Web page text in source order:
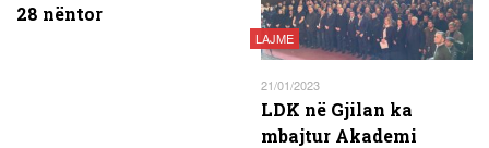
28 nëntor
LAJME
21/01/2023
LDK në Gjilan ka
mbajtur Akademi